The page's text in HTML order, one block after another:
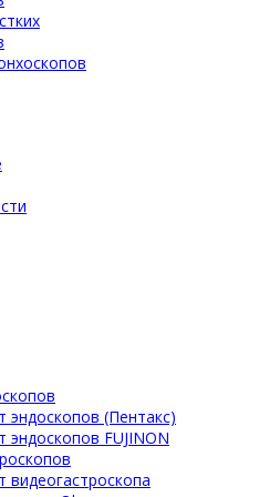
эндоскопов (Пентакс)
эндоскопов FUJINON
видеогастроскопа